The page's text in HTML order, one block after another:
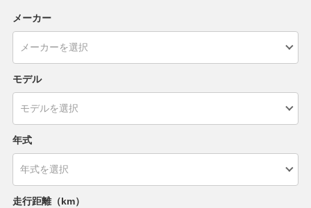
メーカー
モデル
年式
走行距離（km）